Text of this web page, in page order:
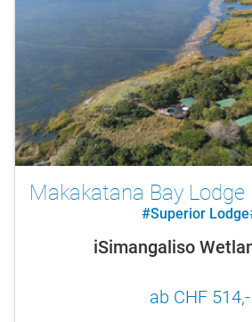
Makakatana Bay Lodge
#Superior
iSimangaliso
ab CHF 514,-